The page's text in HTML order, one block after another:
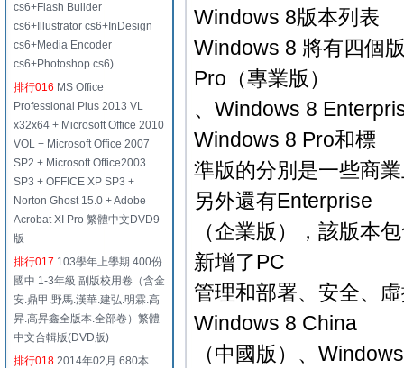
cs6+Flash Builder
cs6+Illustrator cs6+InDesign
cs6+Media Encoder
cs6+Photoshop cs6)
排行016 MS Office
Professional Plus 2013 VL
x32x64 + Microsoft Office 2010
VOL + Microsoft Office 2007
SP2 + Microsoft Office2003
SP3 + OFFICE XP SP3 +
Norton Ghost 15.0 + Adobe
Acrobat XI Pro 繁體中文DVD9
版
排行017 103學年上學期 400份
國中 1-3年級 副版校用卷（含金
安.鼎甲.野馬.漢華.建弘.明霖.高
昇.高昇鑫全版本.全部卷）繁體
中文合輯版(DVD版)
排行018 2014年02月 680本
Windows 8版本列表
Windows 8 將有四個
Pro（專業版）
、Windows 8
Windows 8 Pro和標
準版的分別是一些商
另外還有Enterprise
（企業版），該版本
新增了PC
管理和部署、安全、
Windows 8 China
（中國版）、